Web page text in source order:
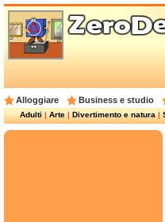
Alloggiare Business e studio
Adulti|Arte|Divertimento e natura|